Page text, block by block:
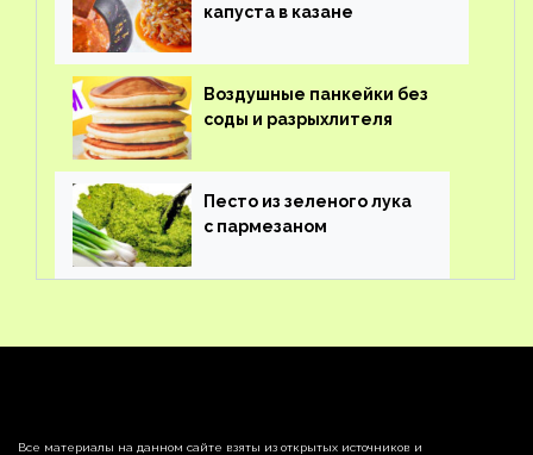
капуста в казане
Воздушные панкейки без
соды и разрыхлителя
Песто из зеленого лука
с пармезаном
Все материалы на данном сайте взяты из открытых источников и